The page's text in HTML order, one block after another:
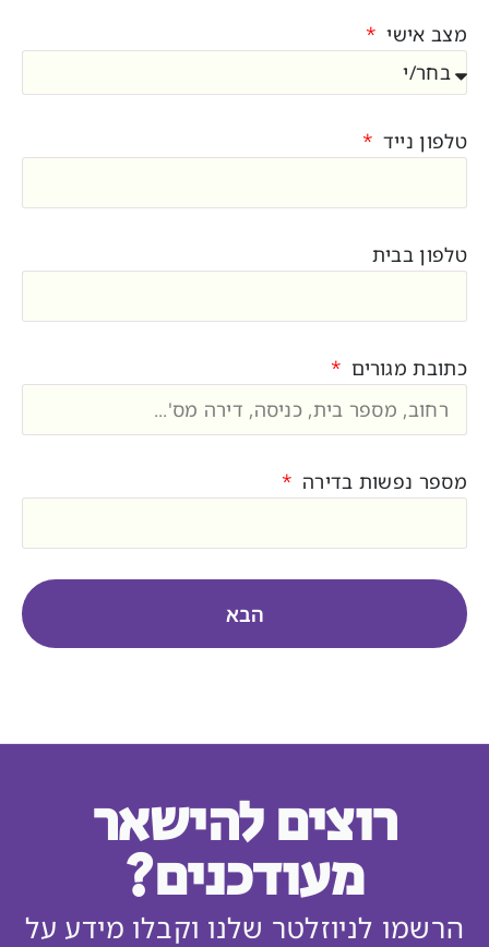
מצב אישי
טלפון נייד
טלפון בבית
כתובת מגורים
מספר נפשות בדירה
הבא
רוצים להישאר
מעודכנים?
הרשמו לניוזלטר שלנו וקבלו מידע על